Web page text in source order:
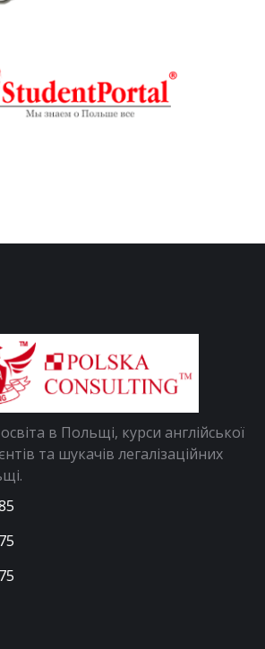
в Польщі, курси англійської
та шукачів легалізаційних